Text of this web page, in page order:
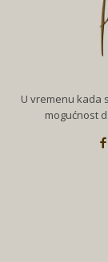
U vremenu kada
mogućnost